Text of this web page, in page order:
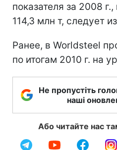
показателя за 2008
114,3 млн т, следует
Ранее, в Worldsteel
по итогам 2010 г. на
Не пропустіть
наші
Або читайте нас